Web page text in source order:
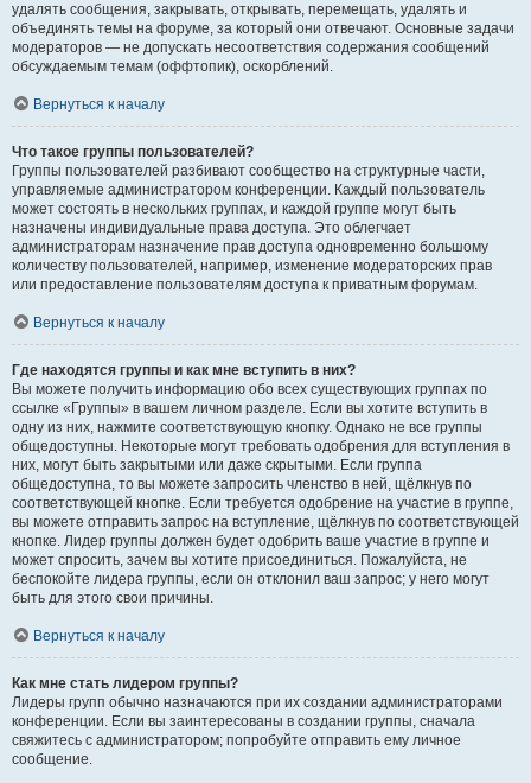
удалять сообщения, закрывать, открывать, перемещать, удалять и
объединять темы на форуме, за который они отвечают. Основные задачи
модераторов — не допускать несоответствия содержания сообщений
обсуждаемым темам (оффтопик), оскорблений.
Вернуться к началу
Что такое группы пользователей?
Группы пользователей разбивают сообщество на структурные части,
управляемые администратором конференции. Каждый пользователь
может состоять в нескольких группах, и каждой группе могут быть
назначены индивидуальные права доступа. Это облегчает
администраторам назначение прав доступа одновременно большому
количеству пользователей, например, изменение модераторских прав
или предоставление пользователям доступа к приватным форумам.
Вернуться к началу
Где находятся группы и как мне вступить в них?
Вы можете получить информацию обо всех существующих группах по
ссылке «Группы» в вашем личном разделе. Если вы хотите вступить в
одну из них, нажмите соответствующую кнопку. Однако не все группы
общедоступны. Некоторые могут требовать одобрения для вступления в
них, могут быть закрытыми или даже скрытыми. Если группа
общедоступна, то вы можете запросить членство в ней, щёлкнув по
соответствующей кнопке. Если требуется одобрение на участие в группе,
вы можете отправить запрос на вступление, щёлкнув по соответствующей
кнопке. Лидер группы должен будет одобрить ваше участие в группе и
может спросить, зачем вы хотите присоединиться. Пожалуйста, не
беспокойте лидера группы, если он отклонил ваш запрос; у него могут
быть для этого свои причины.
Вернуться к началу
Как мне стать лидером группы?
Лидеры групп обычно назначаются при их создании администраторами
конференции. Если вы заинтересованы в создании группы, сначала
свяжитесь с администратором; попробуйте отправить ему личное
сообщение.